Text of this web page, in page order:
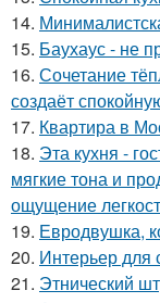
14.
15. Баухаус - не
16. Сочетание
создаёт
17. Квартира в
18. Эта кухня -
мягкие тона и
ощущение
19. Евродвушка,
20. Интерьер для
21. Этнический